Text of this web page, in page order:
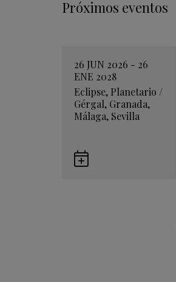
Próximos eventos
26 JUN 2026 - 26
ENE 2028
Eclipse, Planetario /
Gérgal, Granada,
Málaga, Sevilla